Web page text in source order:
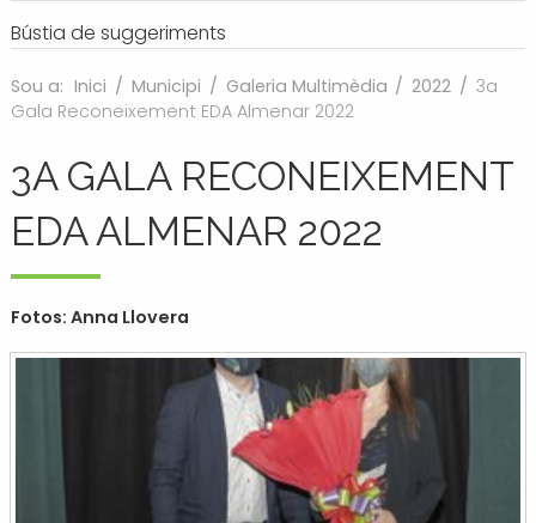
Bústia de suggeriments
Sou a: Inici / Municipi / Galeria Multimèdia / 2022 / 3a
Gala Reconeixement EDA Almenar 2022
3A GALA RECONEIXEMENT
EDA ALMENAR 2022
Fotos: Anna Llovera